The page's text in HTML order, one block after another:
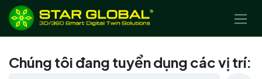
BỎ QUA ĐỂ ĐẾN NỘI DUNG
Chúng tôi đang tuyển dụng các vị trí: